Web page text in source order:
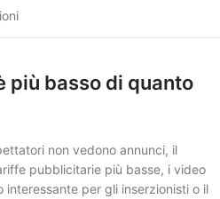
più basso di quanto
non vedono annunci, il
pubblicitarie più basse, i video
interessante per gli inserzionisti o il